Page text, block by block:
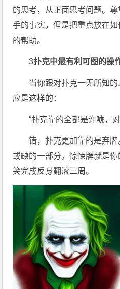
的思考，从正面思考问题。
手的事实，但是把重点放在
的帮助。
3扑克中最有利可图的操
当你跟对扑克一无所知
应是这样的：
“扑克靠的全都是诈唬，
错，扑克更加靠的是弃
或缺的一部分。惊悚牌就是
笑完成反身翻滚三周。